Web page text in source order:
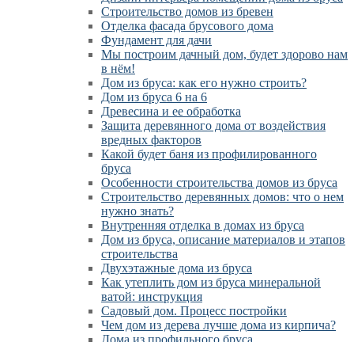
Строительство домов из бревен
Отделка фасада брусового дома
Фундамент для дачи
Мы построим дачный дом, будет здорово нам
в нём!
Дом из бруса: как его нужно строить?
Дом из бруса 6 на 6
Древесина и ее обработка
Защита деревянного дома от воздействия
вредных факторов
Какой будет баня из профилированного
бруса
Особенности строительства домов из бруса
Строительство деревянных домов: что о нем
нужно знать?
Внутренняя отделка в домах из бруса
Дом из бруса, описание материалов и этапов
строительства
Двухэтажные дома из бруса
Как утеплить дом из бруса минеральной
ватой: инструкция
Садовый дом. Процесс постройки
Чем дом из дерева лучше дома из кирпича?
Дома из профильного бруса